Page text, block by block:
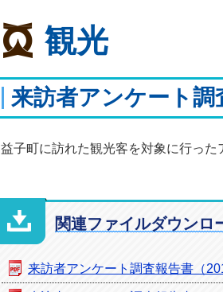
観光
来訪者アンケート調
益子町に訪れた観光客を対象に行った
関連ファイルダウンロ
来訪者アンケート調査報告書（